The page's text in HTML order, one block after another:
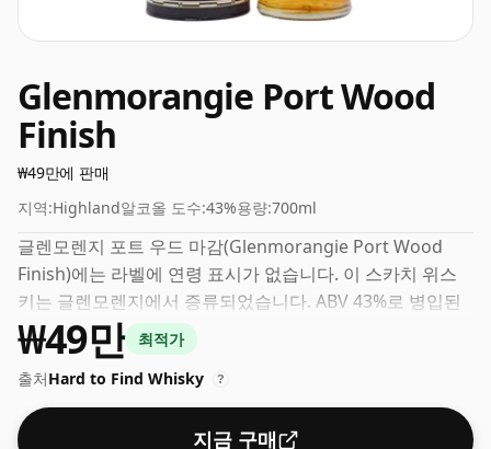
Glenmorangie Port Wood
Finish
₩49만에 판매
지역:Highland알코올 도수:43%용량:700ml
글렌모렌지 포트 우드 마감(Glenmorangie Port Wood
Finish)에는 라벨에 연령 표시가 없습니다. 이 스카치 위스
키는 글렌모렌지에서 증류되었습니다. ABV 43%로 병입된
위스키를 보는 것은 항상 반가운 일입니다. 이 위스키는 보
통 크기인 70cl로 배송됩니다.
₩49만
최적가
출처Hard to Find Whisky ?
지금 구매